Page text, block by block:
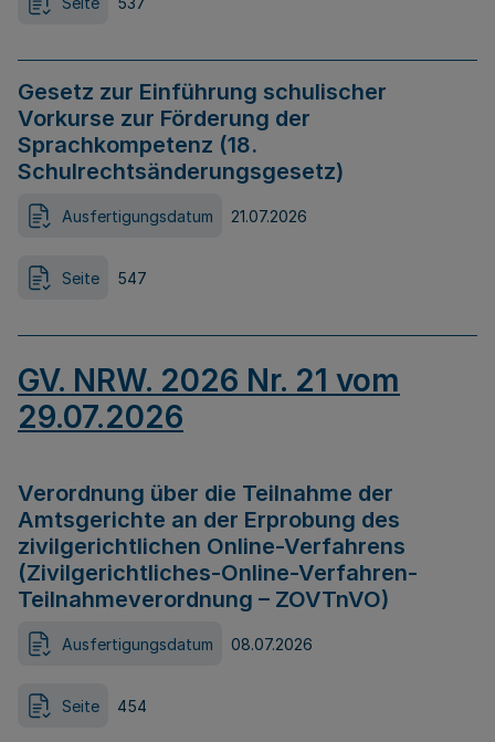
Gesetz zur Einführung schulischer
Vorkurse zur Förderung der
Sprachkompetenz (18.
Schulrechtsänderungsgesetz)
Ausfertigungsdatum 21.07.2026
Seite 547
GV. NRW. 2026 Nr. 21 vom
29.07.2026
Verordnung über die Teilnahme der
Amtsgerichte an der Erprobung des
zivilgerichtlichen Online-Verfahrens
(Zivilgerichtliches-Online-Verfahren-
Teilnahmeverordnung – ZOVTnVO)
Ausfertigungsdatum 08.07.2026
Seite 454